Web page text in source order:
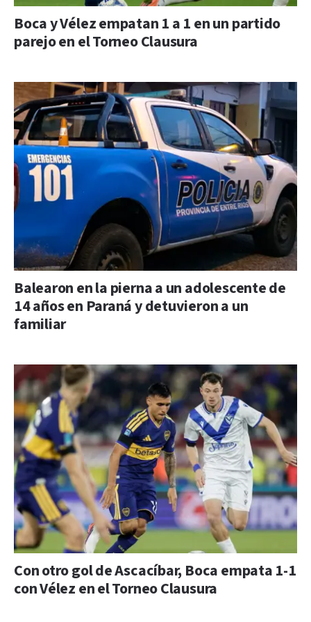
Boca y Vélez empatan 1 a 1 en un partido
parejo en el Torneo Clausura
Balearon en la pierna a un adolescente de
14 años en Paraná y detuvieron a un
familiar
Con otro gol de Ascacíbar, Boca empata 1-1
con Vélez en el Torneo Clausura